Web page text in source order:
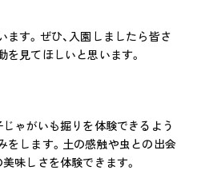
す。ぜひ、入園しましたら皆さ
見てほしいと思います。
ゃがいも掘りを体験できるよう
をします。土の感触や虫との出会
味しさを体験できます。